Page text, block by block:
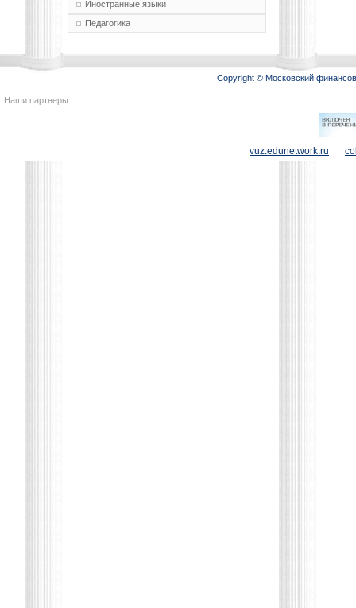
Иностранные языки
Педагогика
Copyright © Московский
Наши партнеры:
vuz.edunetwork.ru